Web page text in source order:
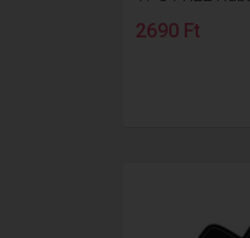
2690 Ft